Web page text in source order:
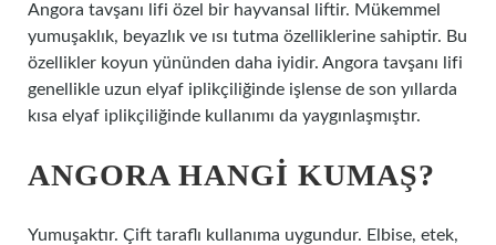
Angora tavşanı lifi özel bir hayvansal liftir. Mükemmel
yumuşaklık, beyazlık ve ısı tutma özelliklerine sahiptir. Bu
özellikler koyun yününden daha iyidir. Angora tavşanı lifi
genellikle uzun elyaf iplikçiliğinde işlense de son yıllarda
kısa elyaf iplikçiliğinde kullanımı da yaygınlaşmıştır.
ANGORA HANGI KUMAŞ?
Yumuşaktır. Çift taraflı kullanıma uygundur. Elbise, etek,